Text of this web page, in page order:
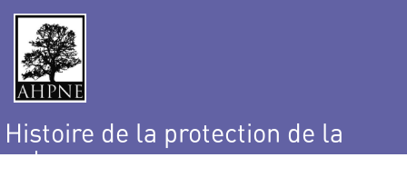
Histoire de la protection de la
nature